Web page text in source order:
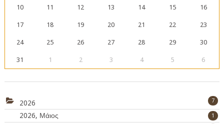
10 11 12 13 14 15 16
17 18 19 20 21 22 23
24 25 26 27 28 29 30
31 1 2 3 4 5 6
2026 7
2026, Μάιος 1